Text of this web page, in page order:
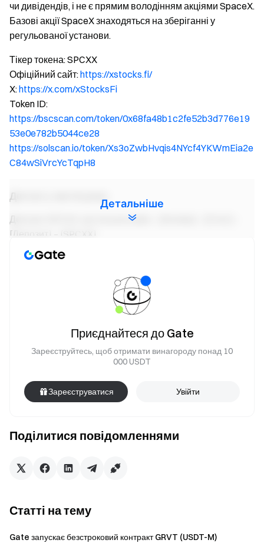
чи дивідендів, і не є прямим володінням акціями SpaceX.
Базові акції SpaceX знаходяться на зберіганні у
регульованої установи.
Тікер токена: SPCXX
Офіційний сайт:https://xstocks.fi/
X:https://x.com/xStocksFi
Token ID:
https://bscscan.com/token/0x68fa48b1c2fe52b3d776e19
53e0e782b5044ce28
https://solscan.io/token/Xs3oZwbHvqis4NYcf4YKWmEia2e
C84wSiVrcYcTqpH8
Доступ у застосунку:
Депозит SPCXX: застосунок Gate – [Активи] – [Спот] –
[Депозит] – [SPCXX]
Спотова торгівля SPCXX: застосунок Gate – [Торгівля] –
[Спот] – Оберіть ринок SPCXX (угорі ліворуч)
Конвертація SPCXX: застосунок Gate – [Торгівля] –
[Конвертація] – Оберіть SPCXX
13 червня 2026 р.
Ворота до криптовалют
легко
Почніть діяти зараз
привітальних винагород
Відвідайте офіційний сайт Gate
Завантажте додаток Gate | Десктоп версію
Детальніше
Поділитися повідомленнями
Приєднайтеся до Gate
Зареєструйтесь, щоб отримати винагороду понад 10
000 USDT
Зареєструватися Увійти
Статті на тему
Gate запускає безстроковий контракт GRVT (USDT-M)